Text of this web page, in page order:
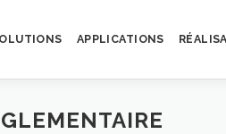
APPLICATIONS